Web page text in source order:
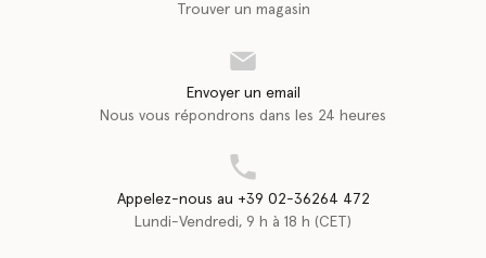
Trouver un magasin
Envoyer un email
Nous vous répondrons dans les 24 heures
Appelez-nous au +39 02-36264 472
Lundi-Vendredi, 9 h à 18 h (CET)